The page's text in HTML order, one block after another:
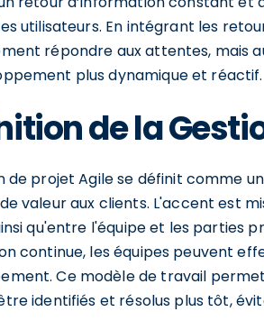
utilisateurs. En intégrant les
répondre aux attentes, mais
plus dynamique et réactif.
de la
de projet Agile se définit comme
valeur aux clients. L'accent est
qu'entre l'équipe et les parties
continue, les équipes peuvent
Ce modèle de travail
identifiés et résolus plus tôt,